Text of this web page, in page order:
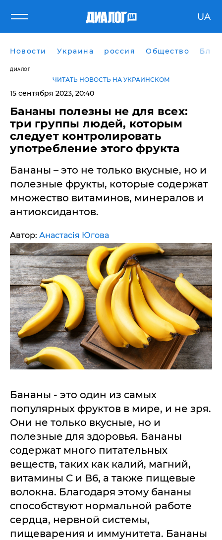
UA
Новости Украина россия Общество
ДИАЛОГ
ЧИТАТЬ НОВОСТЬ НА УКРАИНСКОМ
15 сентября 2023, 20:40
Бананы полезны не для всех:
три группы людей, которым
следует контролировать
употребление этого фрукта
Бананы – это не только вкусные, но и
полезные фрукты, которые содержат
множество витаминов, минералов и
антиоксидантов.
Автор: Анастасія Югова
Бананы - это один из самых
популярных фруктов в мире, и не зря.
Они не только вкусные, но и
полезные для здоровья. Бананы
содержат много питательных
веществ, таких как калий, магний,
витамины C и B6, а также пищевые
волокна. Благодаря этому бананы
способствуют нормальной работе
сердца, нервной системы,
пищеварения и иммунитета. Бананы